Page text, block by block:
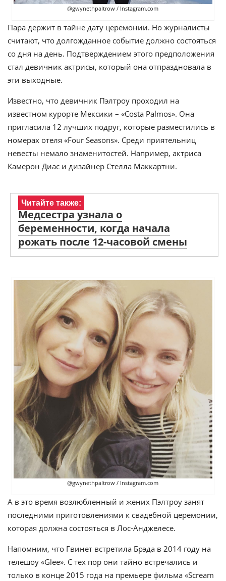
@gwynethpaltrow / Instagram.com
Пара держит в тайне дату церемонии. Но журналисты
считают, что долгожданное событие должно состояться
со дня на день. Подтверждением этого предположения
стал девичник актрисы, который она отпраздновала в
эти выходные.
Известно, что девичник Пэлтроу проходил на
известном курорте Мексики – «Costa Palmos». Она
пригласила 12 лучших подруг, которые разместились в
номерах отеля «Four Seasons». Среди приятельниц
невесты немало знаменитостей. Например, актриса
Камерон Диас и дизайнер Стелла Маккартни.
Читайте также:
Медсестра узнала о
беременности, когда начала
рожать после 12-часовой смены
@gwynethpaltrow / Instagram.com
А в это время возлюбленный и жених Пэлтроу занят
последними приготовлениями к свадебной церемонии,
которая должна состояться в Лос-Анджелесе.
Напомним, что Гвинет встретила Брэда в 2014 году на
телешоу «Glee». С тех пор они тайно встречались и
только в конце 2015 года на премьере фильма «Scream